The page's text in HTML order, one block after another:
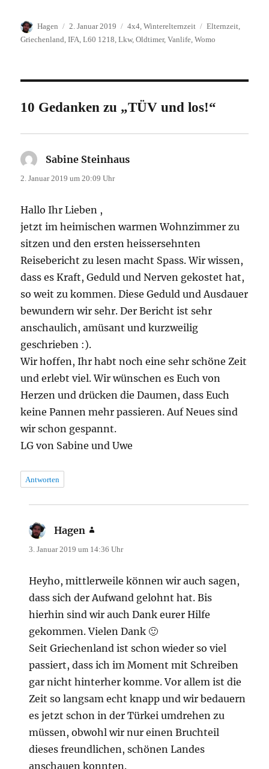
Autor
Hagen
Veröffentlicht
am
2. Januar 2019 Kategorien
4x4 ,Winterelternzeit Schlagwörter
Elternzeit
Griechenland ,IFA ,L60 1218 ,Lkw,Oldtimer,Vanlife ,Womo
10 Gedanken zu „TÜV und los!“
Sabine Steinhaus
2. Januar 2019 um 20:09 Uhr
Hallo Ihr Lieben ,
jetzt im heimischen warmen Wohnzimmer zu
sitzen und den ersten heissersehnten
Reisebericht zu lesen macht Spass. Wir wissen,
dass es Kraft, Geduld und Nerven gekostet hat,
so weit zu kommen. Diese Geduld und Ausdauer
bewundern wir sehr. Der Bericht ist sehr
anschaulich, amüsant und kurzweilig
geschrieben :).
Wir hoffen, Ihr habt noch eine sehr schöne Zeit
und erlebt viel. Wir wünschen es Euch von
Herzen und drücken die Daumen, dass Euch
keine Pannen mehr passieren. Auf Neues sind
wir schon gespannt.
LG von Sabine und Uwe
Antworten
Hagen
3. Januar 2019 um 14:36 Uhr
Heyho, mittlerweile können wir auch sagen,
dass sich der Aufwand gelohnt hat. Bis
hierhin sind wir auch Dank eurer Hilfe
gekommen. Vielen Dank 🙂
Seit Griechenland ist schon wieder so viel
passiert, dass ich im Moment mit Schreiben
gar nicht hinterher komme. Vor allem ist die
Zeit so langsam echt knapp und wir bedauern
es jetzt schon in der Türkei umdrehen zu
müssen, obwohl wir nur einen Bruchteil
dieses freundlichen, schönen Landes
anschauen konnten.